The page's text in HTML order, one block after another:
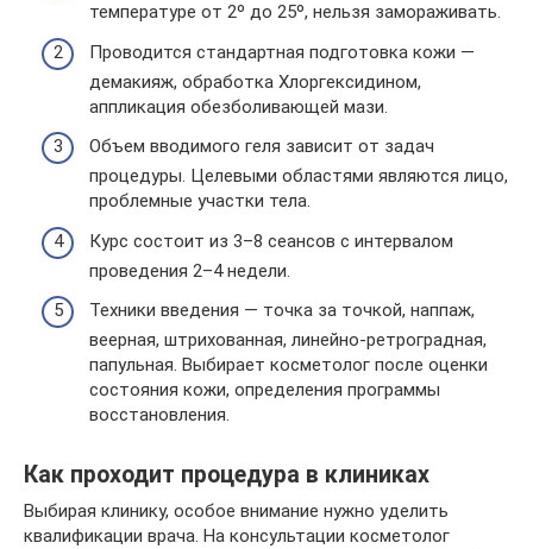
температуре от 2º до 25º, нельзя замораживать.
Проводится стандартная подготовка кожи —
демакияж, обработка Хлоргексидином,
аппликация обезболивающей мази.
Объем вводимого геля зависит от задач
процедуры. Целевыми областями являются лицо,
проблемные участки тела.
Курс состоит из 3–8 сеансов с интервалом
проведения 2–4 недели.
Техники введения — точка за точкой, наппаж,
веерная, штрихованная, линейно-ретроградная,
папульная. Выбирает косметолог после оценки
состояния кожи, определения программы
восстановления.
Как проходит процедура в клиниках
Выбирая клинику, особое внимание нужно уделить
квалификации врача. На консультации косметолог